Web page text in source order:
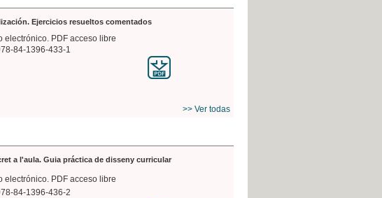
Ejercicios resueltos comentados
electrónico. PDF acceso libre
84-1396-433-1
>> Ver todas
a l'aula. Guia práctica de disseny curricular
electrónico. PDF acceso libre
84-1396-436-2